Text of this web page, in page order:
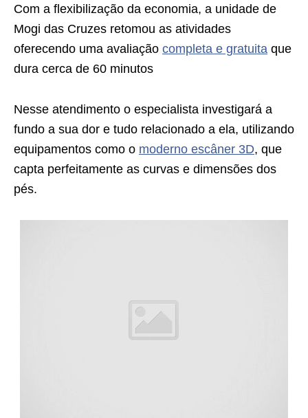
Com a flexibilização da economia, a unidade de
Mogi das Cruzes retomou as atividades
oferecendo uma avaliação completa e gratuita que
dura cerca de 60 minutos
Nesse atendimento o especialista investigará a
fundo a sua dor e tudo relacionado a ela, utilizando
equipamentos como o moderno escâner 3D, que
capta perfeitamente as curvas e dimensões dos
pés.